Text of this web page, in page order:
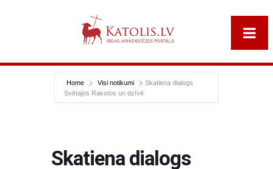
Home Visi notikumi
Skatiena dialogs
Svētajos Rakstos un dzīvē
Skatiena dialogs